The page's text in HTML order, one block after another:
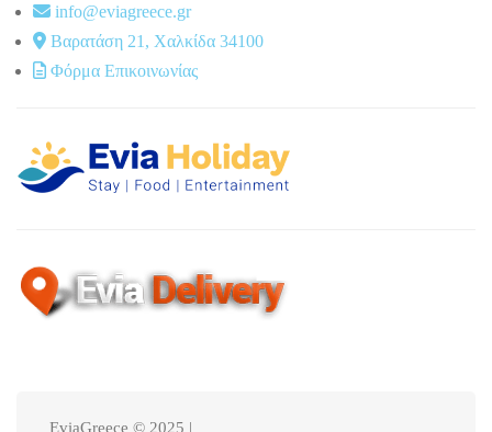
info@eviagreece.gr
Βαρατάση 21, Χαλκίδα 34100
Φόρμα Επικοινωνίας
EviaGreece © 2025 |